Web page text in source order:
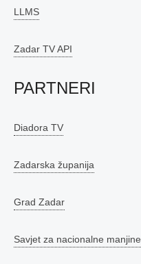
LLMS
Zadar TV API
PARTNERI
Diadora TV
Zadarska županija
Grad Zadar
Savjet za nacionalne manjine